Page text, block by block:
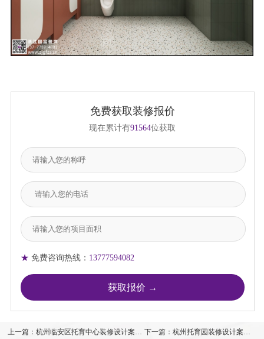
免费获取装修报价
现在累计有91564位获取
★免费咨询热线： 13777594082
上一篇：杭州临安区托育中心装修设计案例
下一篇：杭州托育园装修设计案例